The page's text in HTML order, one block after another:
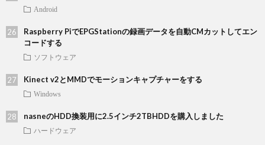
Android
Raspberry PiでEPGStationの録画データを自動CMカットしてエン
コードする
ソフトウェア
Kinect v2とMMDでモーションキャプチャーをする
Windows
nasneのHDD換装用に2.5インチ2TBHDDを購入しました
ハードウェア